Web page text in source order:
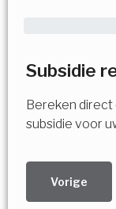
Subsidie
Bereken direct
subsidie voor
Vorige